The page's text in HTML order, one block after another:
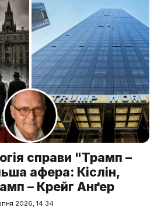
справи "Трамп –
афера: Кіслін,
– Крейг Анґер
2026, 14:34